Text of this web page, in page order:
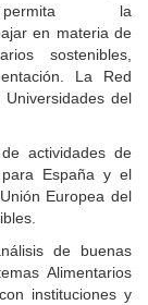
permita la
en materia de
sostenibles,
La Red
del
actividades de
para España y el
Europea del
de buenas
Alimentarios
instituciones y